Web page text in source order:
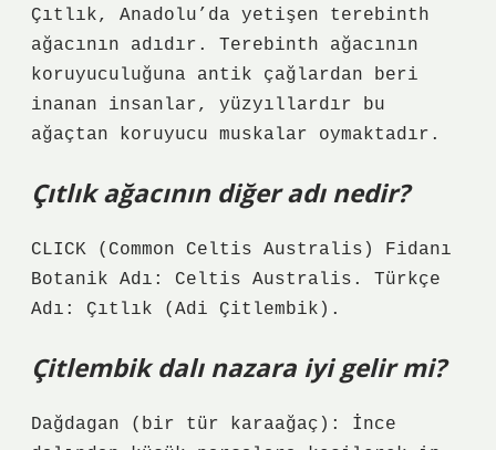
Çıtlık, Anadolu’da yetişen terebinth
ağacının adıdır. Terebinth ağacının
koruyuculuğuna antik çağlardan beri
inanan insanlar, yüzyıllardır bu
ağaçtan koruyucu muskalar oymaktadır.
Çıtlık ağacının diğer adı nedir?
CLICK (Common Celtis Australis) Fidanı
Botanik Adı: Celtis Australis. Türkçe
Adı: Çıtlık (Adi Çitlembik).
Çitlembik dalı nazara iyi gelir mi?
Dağdagan (bir tür karaağaç): İnce